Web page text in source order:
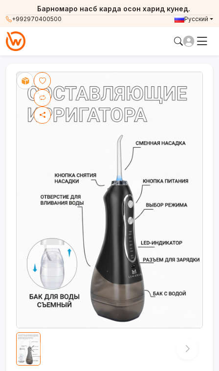
+992970400500
Барномаро насб карда осон харид кунед.
Русский